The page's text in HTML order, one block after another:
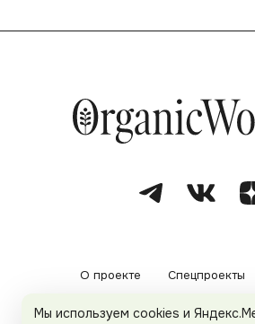
О проекте Спецпроекты
Рекламодателям Политика
Мы используем cookies и